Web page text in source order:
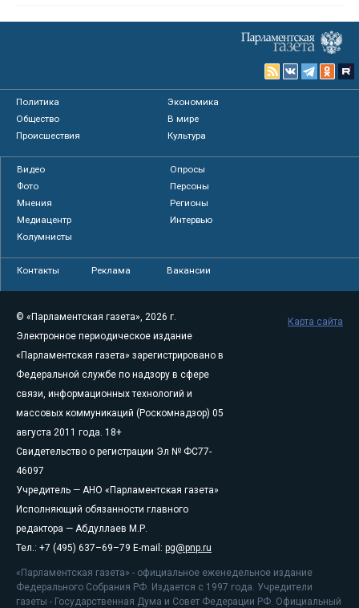
Политика
Экономика
Общество
В мире
Происшествия
Культура
Видео
Опросы
Фото
Персоны
Мнения
Регионы
Медиацентр
Интервью
Колумнисты
Контакты Реклама Вакансии
© «Парламентская газета», 2026 г.
Электронное периодическое издание
«Парламентская газета» зарегистрировано в
Федеральной службе по надзору в сфере
связи, информационных технологий и
массовых коммуникаций (Роскомнадзор) 05
августа 2011 года. 18+
Свидетельство о регистрации Эл № ФС77-
46097
Учредитель — АНО «Парламентская газета»
Исполняющий обязанности главного
редактора — Абдуллаев М.Р.
Тел.: +7 (495) 637–69–79 E-mail: pg@pnp.ru
«Парламентская газета» - официальное еженедельное издание
Федерального Собрания РФ. Издается с 1997 года. Учредители
газеты - Государственная Дума и Совет Федерации РФ. Официальный
Карта сайта